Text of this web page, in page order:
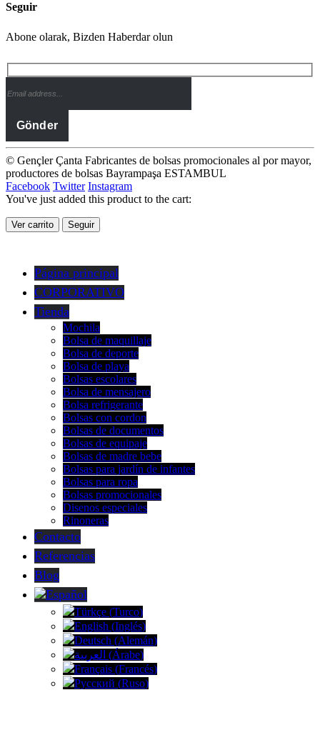
Seguir
Abone olarak, Bizden Haberdar olun
© Gençler Çanta Fabricantes de bolsas promocionales al por mayor,
productores de bolsas Bayrampaşa ESTAMBUL
Facebook Twitter Instagram
You've just added this product to the cart:
Ver carrito Seguir
Página principal
CORPORATIVO
Tienda
Mochila
Bolsa de maquillaje
Bolsa de deporte
Bolsa de playa
Bolsas escolares
Bolsa de mensajero
Bolsa refrigerante
Bolsas con cordon
Bolsas de documentos
Bolsas de equipaje
Bolsas de madre bebe
Bolsas para jardín de infantes
Bolsas para ropa
Bolsas promocionales
Disenos especiales
Rinoneras
Contacto
Referencias
Blog
Español
Türkçe (Turco)
English (Inglés)
Deutsch (Alemán)
العربية (Árabe)
Français (Francés)
Русский (Ruso)